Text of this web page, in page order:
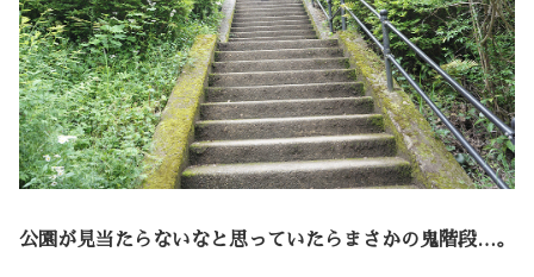
公園が見当たらないなと思っていたらまさかの鬼階段…。